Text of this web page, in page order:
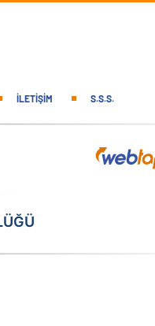
İLETIŞIM S.S.S.